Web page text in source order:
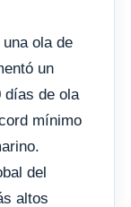
ola de
un
días de ola
mínimo
del
altos